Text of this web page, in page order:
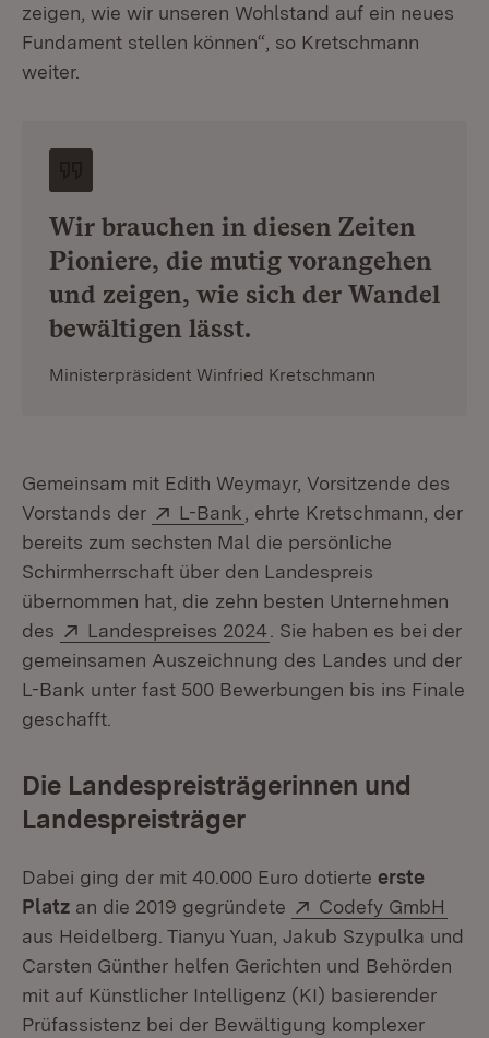
zeigen, wie wir unseren Wohlstand auf ein neues
Fundament stellen können“, so Kretschmann
weiter.
Wir brauchen in diesen Zeiten
Pioniere, die mutig vorangehen
und zeigen, wie sich der Wandel
bewältigen lässt.
Ministerpräsident Winfried Kretschmann
Gemeinsam mit Edith Weymayr, Vorsitzende des
Vorstands der
Extern:
L-Bank (Öffnet in neuem Fenster)
, ehrte Kretschmann, der
bereits zum sechsten Mal die persönliche
Schirmherrschaft über den Landespreis
übernommen hat, die zehn besten Unternehmen
des
Extern:
Landespreises 2024 (Öffnet in neuem
. Sie haben es bei der
gemeinsamen Auszeichnung des Landes und der
L-Bank unter fast 500 Bewerbungen bis ins Finale
geschafft.
Die Landespreisträgerinnen und
Landespreisträger
Dabei ging der mit 40.000 Euro dotierte erste
Platz an die 2019 gegründete Extern:
Codefy GmbH
aus Heidelberg. Tianyu Yuan, Jakub Szypulka und
Carsten Günther helfen Gerichten und Behörden
mit auf Künstlicher Intelligenz (KI) basierender
Prüfassistenz bei der Bewältigung komplexer